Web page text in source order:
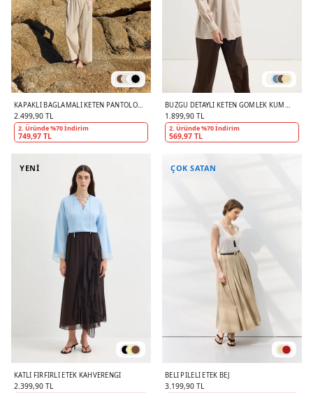
KAPAKLI BAĞLAMALI KETEN PANTOLON
NATUREL
2.499,90 TL
2. Üründe %70 İndirim
749,97 TL
BÜZGÜ DETAYLI KETEN GÖMLEK KUM
BEJI
1.899,90 TL
2. Üründe %70 İndirim
569,97 TL
YENİ
KATLI FIRFIRLI ETEK KAHVERENGI
2.399,90 TL
ÇOK SATAN
BELI PILELI ETEK BEJ
3.199,90 TL